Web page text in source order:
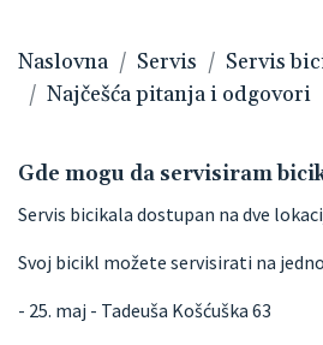
Naslovna Servis
Servis
Najčešća pitanja i odgovori
Gde mogu da servisiram
Servis bicikala dostupan na dve
Svoj bicikl možete servisirati na
- 25. maj - Tadeuša Košćuška 63